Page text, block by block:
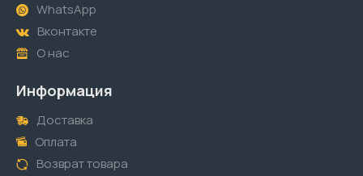
WhatsApp
Вконтакте
О нас
Информация
Доставка
Оплата
Возврат товара